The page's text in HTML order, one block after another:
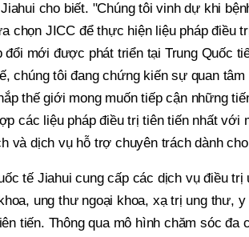
cho biết. "Chúng tôi vinh dự khi
chọn JICC để thực hiện liệu pháp điều
đổi mới được phát triển tại Trung Quốc
chúng tôi đang chứng kiến sự quan
thế giới mong muốn tiếp cận những
các liệu pháp điều trị tiên tiến nhất với
và dịch vụ hỗ trợ chuyên trách dành
tế Jiahui cung cấp các dịch vụ điều trị
ung thư ngoại khoa, xạ trị ung thư,
tiến. Thông qua mô hình chăm sóc đa